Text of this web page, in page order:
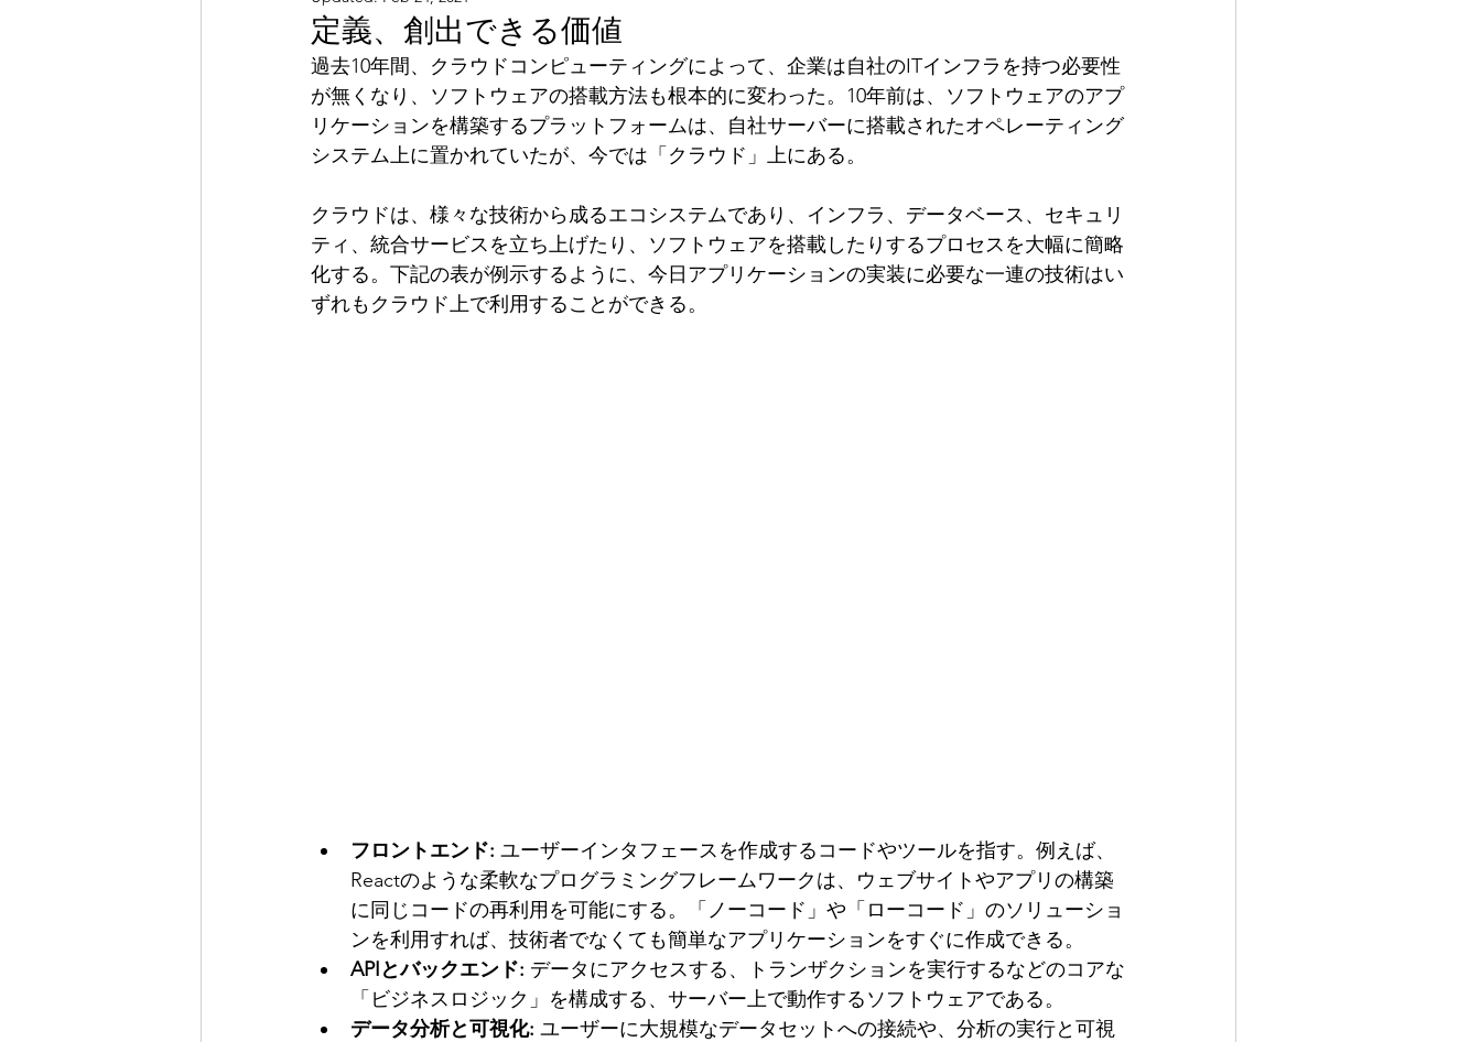
定義、創出できる価値
過去10年間、クラウドコンピューティングによって、企業は自社のITインフラを持つ必要性
が無くなり、ソフトウェアの搭載方法も根本的に変わった。10年前は、ソフトウェアのアプ
リケーションを構築するプラットフォームは、自社サーバーに搭載されたオペレーティング
システム上に置かれていたが、今では「クラウド」上にある。
クラウドは、様々な技術から成るエコシステムであり、インフラ、データベース、セキュリ
ティ、統合サービスを立ち上げたり、ソフトウェアを搭載したりするプロセスを大幅に簡略
化する。下記の表が例示するように、今日アプリケーションの実装に必要な一連の技術はい
ずれもクラウド上で利用することができる。
フロントエンド: ユーザーインタフェースを作成するコードやツールを指す。例えば、
Reactのような柔軟なプログラミングフレームワークは、ウェブサイトやアプリの構築
に同じコードの再利用を可能にする。「ノーコード」や「ローコード」のソリューショ
ンを利用すれば、技術者でなくても簡単なアプリケーションをすぐに作成できる。
APIとバックエンド: データにアクセスする、トランザクションを実行するなどのコアな
「ビジネスロジック」を構成する、サーバー上で動作するソフトウェアである。
データ分析と可視化: ユーザーに大規模なデータセットへの接続や、分析の実行と可視